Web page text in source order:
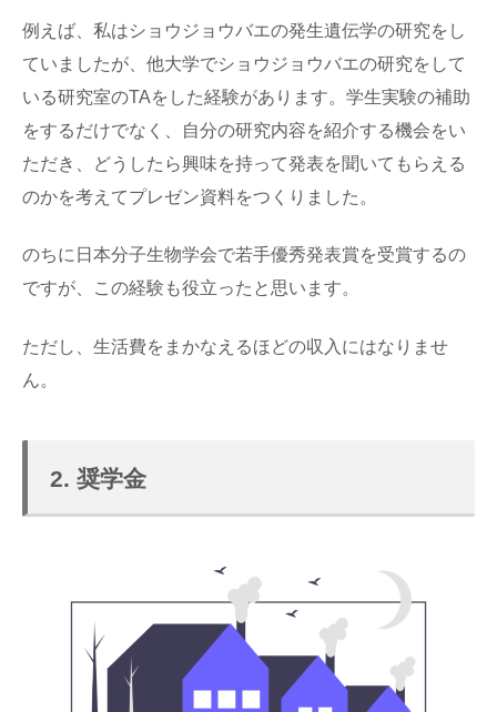
例えば、私はショウジョウバエの発生遺伝学の研究をし
ていましたが、他大学でショウジョウバエの研究をして
いる研究室のTAをした経験があります。学生実験の補助
をするだけでなく、自分の研究内容を紹介する機会をい
ただき、どうしたら興味を持って発表を聞いてもらえる
のかを考えてプレゼン資料をつくりました。
のちに日本分子生物学会で若手優秀発表賞を受賞するの
ですが、この経験も役立ったと思います。
ただし、生活費をまかなえるほどの収入にはなりませ
ん。
2. 奨学金